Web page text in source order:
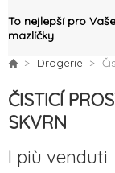
To nejlepší pro Vaše
mazlíčky
Drogerie
ČISTICÍ
SKVRN
I più venduti